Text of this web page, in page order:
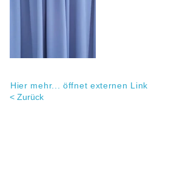
Hier mehr... öffnet externen Link
< Zurück